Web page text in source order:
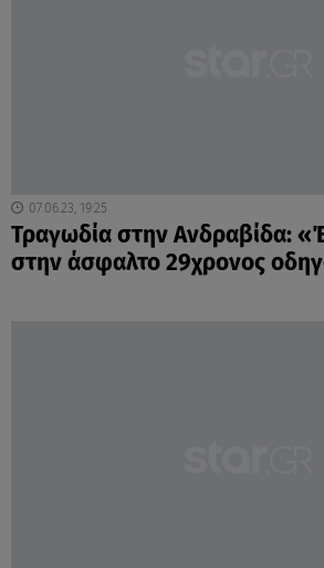
07.06.23, 19:25
Τραγωδία στην Ανδραβίδα:
στην άσφαλτο 29χρονος